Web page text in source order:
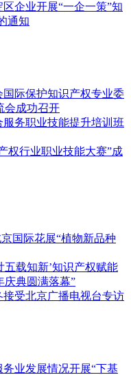
企业开展“一企一策”知
通知
国际保护知识产权专业委
会成功召开
务职业技能提升培训班
权行业职业技能大赛”成
国际花展“植物新品种
五载知新’知识产权赋能
庆典圆满落幕”
接受北京广播电视台专访
务业发展情况开展“下基